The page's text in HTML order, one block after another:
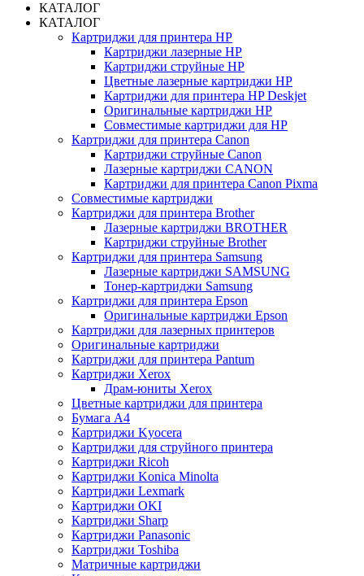
КАТАЛОГ
КАТАЛОГ
Картриджи для принтера HP
Картриджи лазерные HP
Картриджи струйные HP
Цветные лазерные картриджи HP
Картриджи для принтера HP Deskjet
Оригинальные картриджи HP
Совместимые картриджи для HP
Картриджи для принтера Canon
Картриджи струйные Canon
Лазерные картриджи CANON
Картриджи для принтера Canon Pixma
Совместимые картриджи
Картриджи для принтера Brother
Лазерные картриджи BROTHER
Картриджи струйные Brother
Картриджи для принтера Samsung
Лазерные картриджи SAMSUNG
Тонер-картриджи Samsung
Картриджи для принтера Epson
Оригинальные картриджи Epson
Картриджи для лазерных принтеров
Оригинальные картриджи
Картриджи для принтера Pantum
Картриджи Xerox
Драм-юниты Xerox
Цветные картриджи для принтера
Бумага А4
Картриджи Kyocera
Картриджи для струйного принтера
Картриджи Ricoh
Картриджи Konica Minolta
Картриджи Lexmark
Картриджи OKI
Картриджи Sharp
Картриджи Panasonic
Картриджи Toshiba
Матричные картриджи